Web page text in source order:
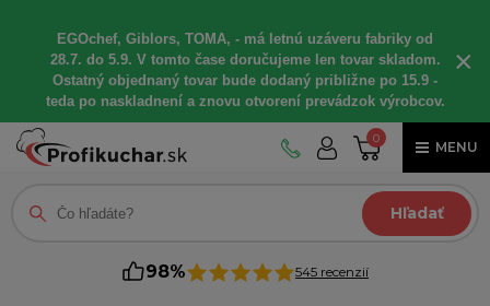
EGOchef, Giblors, TOMA, - má letnú uzáveru fabriky od
28.7. do 5.9. V tomto čase doručujeme len tovar skladom.
Ostatný objednaný tovar bude dodaný približne po 15.9 -
teda po naskladnení a znovu otvorení prevádzok výrobcov.
×
0
MENU
Hľadať
98% 545 recenzií